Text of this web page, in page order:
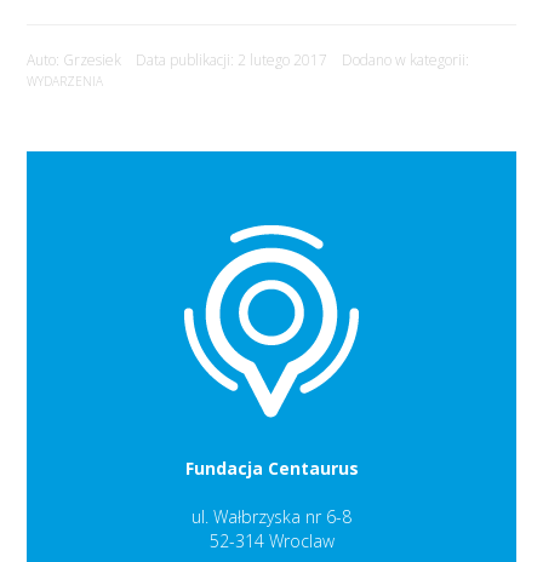
Auto: Grzesiek Data publikacji: 2 lutego 2017 Dodano w kategorii:
WYDARZENIA
Fundacja Centaurus
ul. Wałbrzyska nr 6-8
52-314 Wroclaw